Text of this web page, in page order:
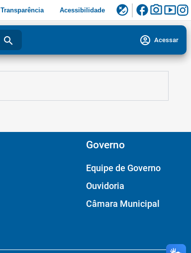
Transparência Acessibilidade flaky facebookphoto_camerasmart_display
search account_circle Acessar
Governo
Equipe de Governo
Ouvidoria
Câmara Municipal